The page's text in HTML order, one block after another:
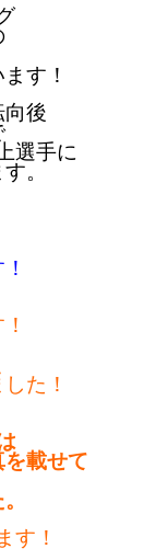
す！
向後
選手に
。
た！
載せて
す！